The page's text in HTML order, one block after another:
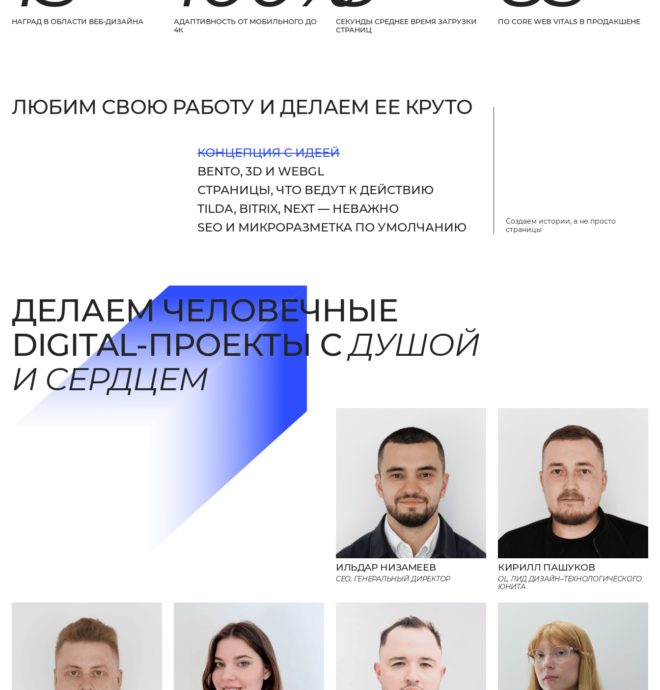
НАГРАД В ОБЛАСТИ ВЕБ-ДИЗАЙНА
АДАПТИВНОСТЬ ОТ МОБИЛЬНОГО ДО
4К
СЕКУНДЫ СРЕДНЕЕ ВРЕМЯ ЗАГРУЗКИ
СТРАНИЦ
ПО CORE WEB VITALS В ПРОДАКШЕНЕ
ЛЮБИМ СВОЮ РАБОТУ И ДЕЛАЕМ ЕЕ КРУТО
КОНЦЕПЦИЯ С ИДЕЕЙ
Создаем истории, а не просто
страницы
BENTO, 3D И WEBGL
СТРАНИЦЫ, ЧТО ВЕДУТ К ДЕЙСТВИЮ
TILDA, BITRIX, NEXT — НЕВАЖНО
SEO И МИКРОРАЗМЕТКА ПО УМОЛЧАНИЮ
ДЕЛАЕМ ЧЕЛОВЕЧНЫЕ
DIGITAL-ПРОЕКТЫ СДУШОЙ
И СЕРДЦЕМ
ИЛЬДАР НИЗАМЕЕВ
CEO, ГЕНЕРАЛЬНЫЙ ДИРЕКТОР
КИРИЛЛ ПАШУКОВ
OL, ЛИД ДИЗАЙН–ТЕХНОЛОГИЧЕСКОГО
ЮНИТА
КОНТАКТЫ